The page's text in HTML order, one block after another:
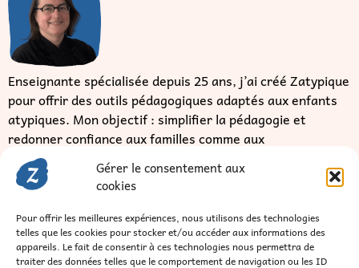
cookies
Pour offrir les meilleures expériences, nous utilisons des technologies telles
Enseignante spécialisée depuis 25 ans, j’ai créé Zatypique
pour offrir des outils pédagogiques adaptés aux enfants
atypiques. Mon objectif : simplifier la pédagogie et
redonner confiance aux familles comme aux
professionnels.
Je veux en savoir plus